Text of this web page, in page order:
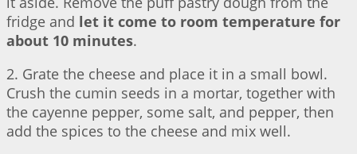
fridge and let it come to room temperature for
about 10 minutes.
2. Grate the cheese and place it in a small bowl.
Crush the cumin seeds in a mortar, together with
the cayenne pepper, some salt, and pepper, then
add the spices to the cheese and mix well.